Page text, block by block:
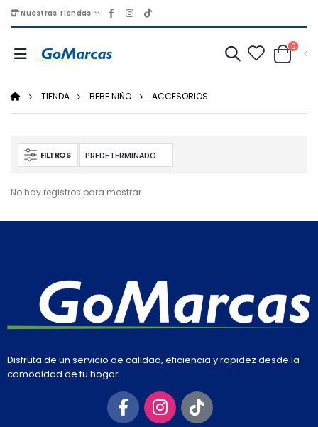
Nuestras Tiendas
0
TIENDA BEBE NIÑO ACCESORIOS
FILTROS
No hay registros para mostrar
Disfruta de un servicio de calidad, eficiencia y rapidez desde la
comodidad de tu hogar.